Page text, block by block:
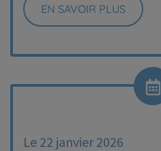
EN SAVOIR PLUS
Le 22 janvier 2026